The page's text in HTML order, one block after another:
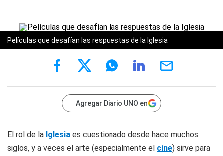
Películas que desafían las respuestas de la Iglesia
Agregar Diario UNO en
El rol de la Iglesia es cuestionado desde hace muchos
siglos, y a veces el arte (especialmente el cine) sirve para